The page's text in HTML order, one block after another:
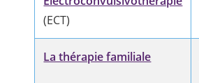
(ECT)
La thérapie familiale